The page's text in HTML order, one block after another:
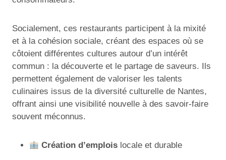
Socialement, ces restaurants participent à la mixité
et à la cohésion sociale, créant des espaces où se
côtoient différentes cultures autour d’un intérêt
commun : la découverte et le partage de saveurs. Ils
permettent également de valoriser les talents
culinaires issus de la diversité culturelle de Nantes,
offrant ainsi une visibilité nouvelle à des savoir-faire
souvent méconnus.
Création d’emplois locale et durable